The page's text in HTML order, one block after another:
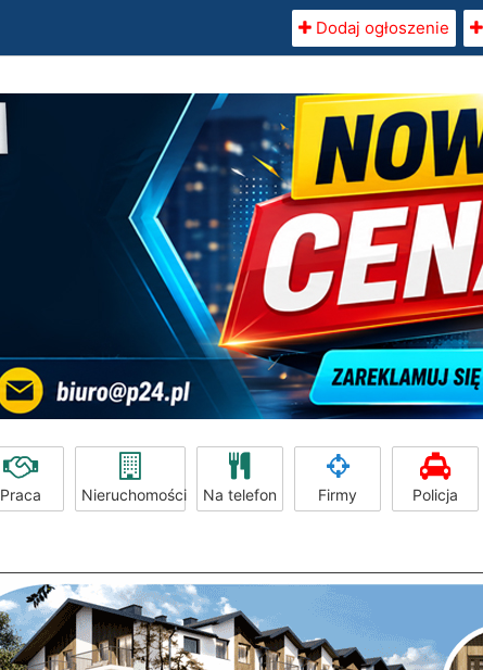
Dodaj ogłoszenie
Praca Nieruchomości Na telefon Firmy Policja